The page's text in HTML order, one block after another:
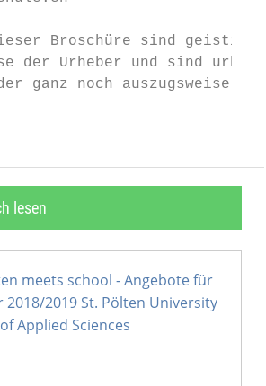
Broschüre sind geistiges
der Urheber und sind
ganz noch auszugsweise
lesen